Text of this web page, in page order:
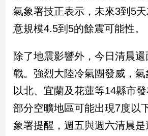
南
台
灣
點
娛
樂
娛
氣象署技正表示，未來3到5
意規模4.5到5的餘震可能性。
除了地震影響外，今日清晨
戰。強烈大陸冷氣團發威，
以北、宜蘭及花蓮等14縣市發
部分空曠地區可能出現7度以
象署提醒，週五與週六清晨